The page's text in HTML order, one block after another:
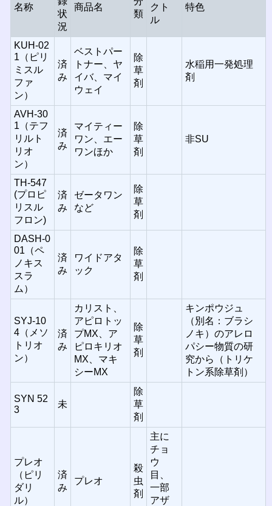
名称
状
況
商品名
類
クト
ル
特色
KUH-02
1（ピリ
ミスル
ファ
ン）
済
み
ベストパー
トナー、ヤ
イバ、マイ
ウェイ
除
草
剤
水稲用一発処理
剤
AVH-30
1（テフ
リルト
リオ
ン）
済
み
マイティー
ワン、エー
ワンほか
除
草
剤
非SU
TH-547
(プロピ
リスル
フロン)
済
み
ゼータワン
など
除
草
剤
DASH-0
01（ペ
ノキス
スラ
ム）
済
み
ワイドアタ
ック
除
草
剤
SYJ-10
4（メソ
トリオ
ン）
済
み
カリスト、
アピロトッ
プMX、ア
ピロキリオ
MX、マキ
シーMX
除
草
剤
キンポウジュ
（別名：ブラシ
ノキ）のアレロ
パシー物質の研
究から（トリケ
トン系除草剤）
SYN 52
3
未
除
草
剤
プレオ
（ピリ
ダリ
ル）
済
み
プレオ
殺
虫
剤
主に
チョ
ウ
目、
一部
アザ